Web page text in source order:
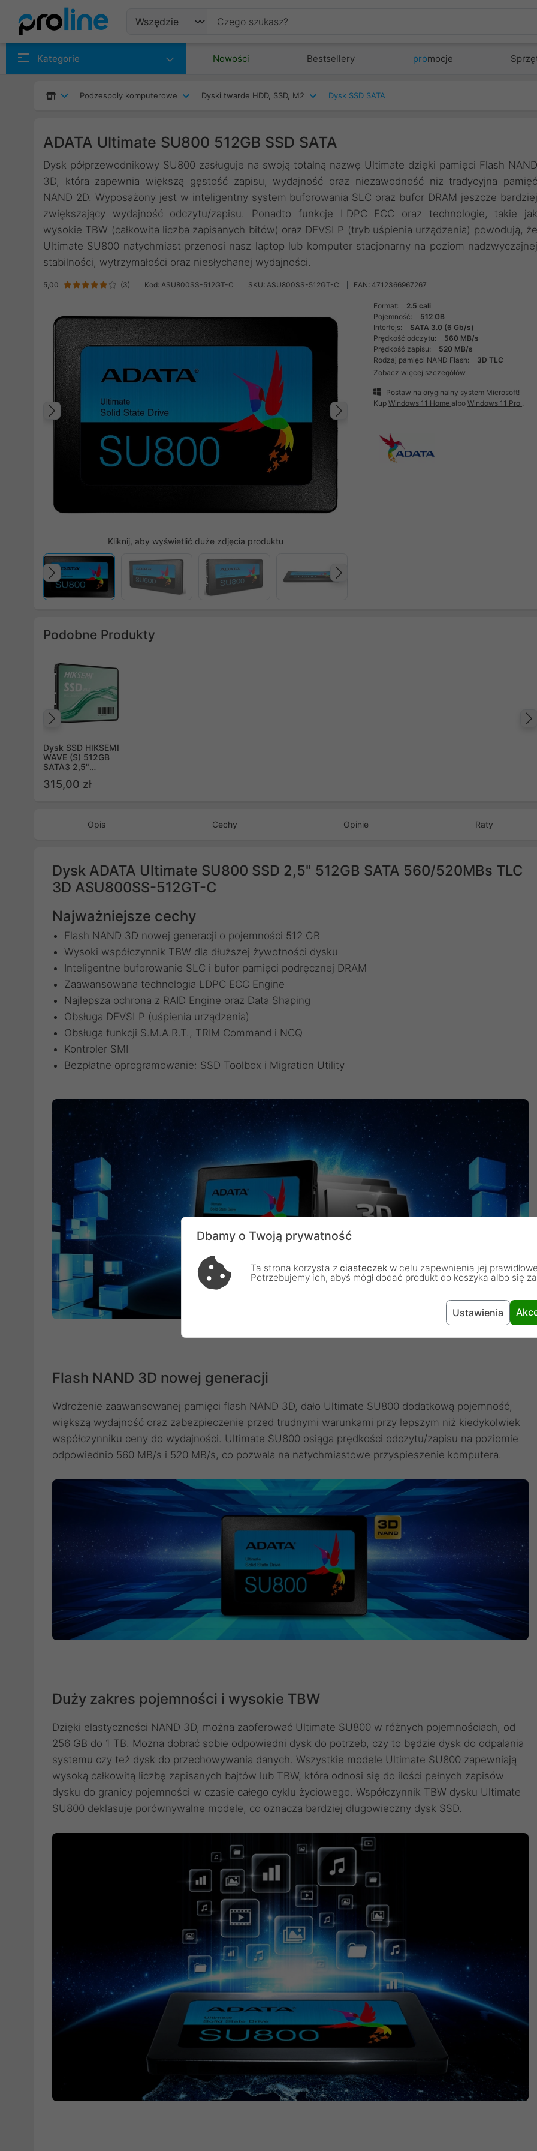
Kategorie Nowości Bestsellery promocje
Podzespoły komputerowe Dyski twarde HDD, SSD, M2 Dysk SSD SATA
ADATA Ultimate SU800 512GB SSD SATA
Dysk półprzewodnikowy SU800 zasługuje na swoją totalną nazwę Ultimate dzięki pamięci Flash NAND
3D, która zapewnia większą gęstość zapisu, wydajność oraz niezawodność niż tradycyjna pamięć
NAND 2D. Wyposażony jest w inteligentny system buforowania SLC oraz bufor DRAM jeszcze bardziej
zwiększający wydajność odczytu/zapisu. Ponadto funkcje LDPC ECC oraz technologie, takie jak
wysokie TBW (całkowita liczba zapisanych bitów) oraz DEVSLP (tryb uśpienia urządzenia) powodują, że
Ultimate SU800 natychmiast przenosi nasz laptop lub komputer stacjonarny na poziom nadzwyczajnej
stabilności, wytrzymałości oraz niesłychanej wydajności.
5,00 (3) Kod: ASU800SS-512GT-C SKU: ASU800SS-512GT-C EAN: 4712366967267
Poprzedni
Kliknij, aby wyświetlić duże zdjęcia produktu
Poprzedni
Format:
2.5 cali
Pojemność:
512 GB
Interfejs:
SATA 3.0 (6 Gb/s)
Prędkość odczytu:
560 MB/s
Prędkość zapisu:
520 MB/s
Rodzaj pamięci NAND Flash:
3D TLC
Zobacz więcej szczegółów
Postaw na oryginalny system Microsoft!
KupWindows 11 HomealboWindows 11 Pro .
Podobne Produkty
Dysk SSD HIKSEMI
WAVE (S) 512GB
SATA3 2,5"
NAND
315,00 zł
Poprzedni
Opis Cechy Opinie Raty
Dysk ADATA Ultimate SU800 SSD 2,5" 512GB SATA 560/520MBs TLC
3D ASU800SS-512GT-C
Najważniejsze cechy
Flash NAND 3D nowej generacji o pojemności 512 GB
Wysoki współczynnik TBW dla dłuższej żywotności dysku
Inteligentne buforowanie SLC i bufor pamięci podręcznej DRAM
Zaawansowana technologia LDPC ECC Engine
Najlepsza ochrona z RAID Engine oraz Data Shaping
Obsługa DEVSLP (uśpienia urządzenia)
Obsługa funkcji S.M.A.R.T., TRIM Command i NCQ
Kontroler SMI
Bezpłatne oprogramowanie: SSD Toolbox i Migration Utility
Flash NAND 3D nowej generacji
Wdrożenie zaawansowanej pamięci flash NAND 3D, dało Ultimate SU800 dodatkową pojemność,
większą wydajność oraz zabezpieczenie przed trudnymi warunkami przy lepszym niż kiedykolwiek
współczynniku ceny do wydajności. Ultimate SU800 osiąga prędkości odczytu/zapisu na poziomie
odpowiednio 560 MB/s i 520 MB/s, co pozwala na natychmiastowe przyspieszenie komputera.
Duży zakres pojemności i wysokie TBW
Dzięki elastyczności NAND 3D, można zaoferować Ultimate SU800 w różnych pojemnościach, od
256 GB do 1 TB. Można dobrać sobie odpowiedni dysk do potrzeb, czy to będzie dysk do odpalania
systemu czy też dysk do przechowywania danych. Wszystkie modele Ultimate SU800 zapewniają
wysoką całkowitą liczbę zapisanych bajtów lub TBW, która odnosi się do ilości pełnych zapisów
dysku do granicy pojemności w czasie całego cyklu życiowego. Współczynnik TBW dysku Ultimate
SU800 deklasuje porównywalne modele, co oznacza bardziej długowieczny dysk SSD.
Dbamy o Twoją prywatność
Ta strona korzysta z ciasteczek w celu zapewnienia jej
Potrzebujemy ich, abyś mógł dodać produkt do koszyka albo się
Ustawienia